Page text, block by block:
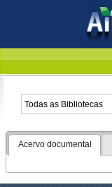
Acervo documental